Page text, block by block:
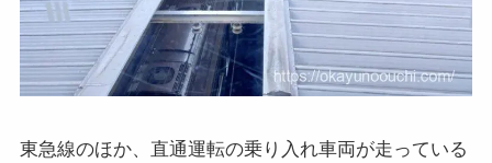
東急線のほか、直通運転の乗り入れ車両が走っている